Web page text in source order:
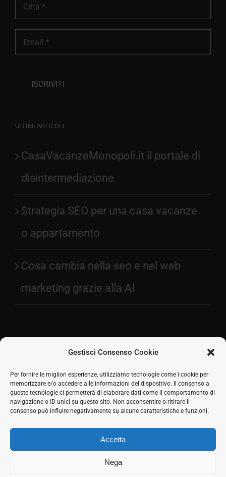
Gestisci Consenso Cookie
Per fornire le migliori esperienze, utilizziamo tecnologie come i cookie per
memorizzare e/o accedere alle informazioni del dispositivo. Il consenso a
queste tecnologie ci permetterà di elaborare dati come il comportamento di
navigazione o ID unici su questo sito. Non acconsentire o ritirare il
consenso può influire negativamente su alcune caratteristiche e funzioni.
Accetta
Nega
ULTIMI ARTICOLI
CasaVacanzeMonopoli.it il portale di
disintermediazione
Strategia SEO per una casa vacanze
o appartamento
Cosa cambia nella seo e nel web
marketing grazie alla AI
2026 © SH Web s.r.l. Via Tre Settembre, 11 47891
Dogana (RSM) | Tel:
0549 941579 339 125 8380
COE SM21512
Seguici sui social
Facebook
Twitter
LinkedIn
Skype